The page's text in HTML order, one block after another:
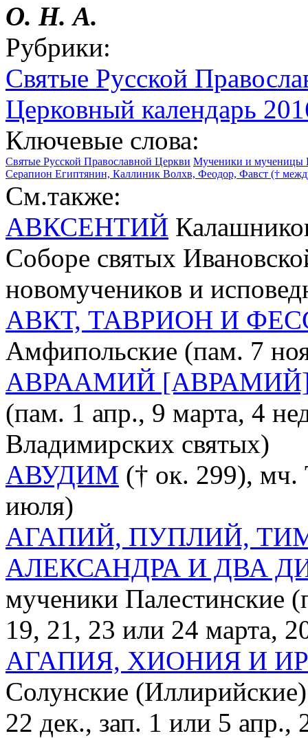
О. Н. А.
Рубрики:
Святые Русской
Церковный календарь
Ключевые слова:
Святые Русской Православной Церкви Мученики и мученицы
Серапион Египтянин, Каллиник Волхв, Феодор, Фавст (†
См.также:
АВКСЕНТИЙ
Соборе святых
новомучеников и
АВКТ, ТАВРИОН И
Амфипольские (пам. 7
АВРААМИЙ
(пам. 1 апр., 9 марта, 4
Владимирских святых)
АВУДИМ († ок. 299), мч.
июля)
АГАПИЙ, ПУПЛИЙ,
АЛЕКСАНДРА И ДВА
мученики Палестинские
19, 21, 23 или 24 марта,
АГАПИЯ, ХИОНИЯ И
Солунские
22 дек., зап. 1 или 5 апр.,